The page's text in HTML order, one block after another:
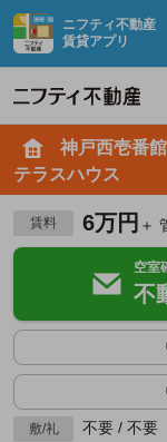
ニフティ不動産
賃貸アプリ
神戸西壱番
テラスハウス
賃料 6万円 ＋
空室
不
敷/礼 不要 / 不要